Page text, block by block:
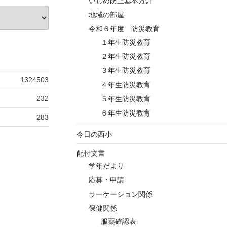
1324503
232
283
地域の部屋
令和６年度 防災教育
１年生防災教育
２年生防災教育
３年生防災教育
４年生防災教育
５年生防災教育
６年生防災教育
今日の西小
配付文書
学年だより
応募・申請
ラーケーション関係
保健関係
服薬確認表